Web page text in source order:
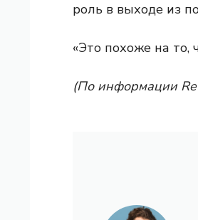
роль в выходе из
«Это похоже на то,
(По информации